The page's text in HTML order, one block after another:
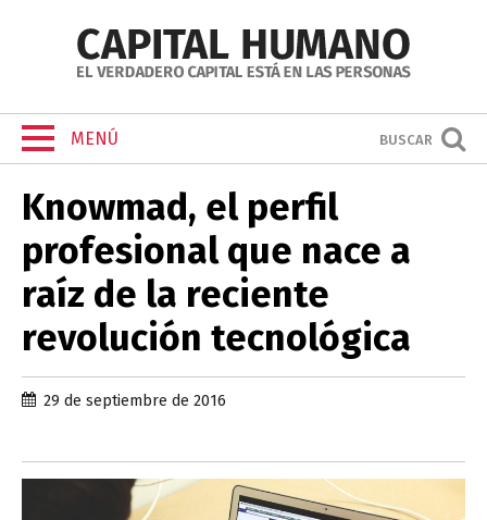
MENÚ BUSCAR
Knowmad, el perfil
profesional que nace a
raíz de la reciente
revolución tecnológica
29 de septiembre de 2016